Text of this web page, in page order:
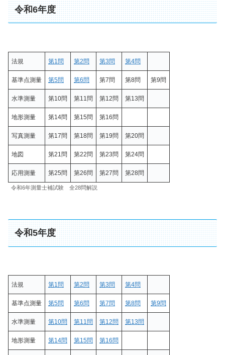
令和6年度
法規 第1問 第2問 第3問 第4問
基準点測量 第5問 第6問 第7問 第8問 第9問
水準測量 第10問 第11問 第12問 第13問
地形測量 第14問 第15問 第16問
写真測量 第17問 第18問 第19問 第20問
地図 第21問 第22問 第23問 第24問
応用測量 第25問 第26問 第27問 第28問
令和6年測量士補試験 全28問解説
令和5年度
法規 第1問 第2問 第3問 第4問
基準点測量 第5問 第6問 第7問 第8問 第9問
水準測量 第10問 第11問 第12問 第13問
地形測量 第14問 第15問 第16問